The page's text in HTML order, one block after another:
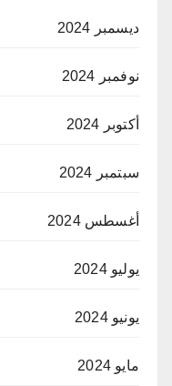
ديسمبر 2024
نوفمبر 2024
أكتوبر 2024
سبتمبر 2024
أغسطس 2024
يوليو 2024
يونيو 2024
مايو 2024